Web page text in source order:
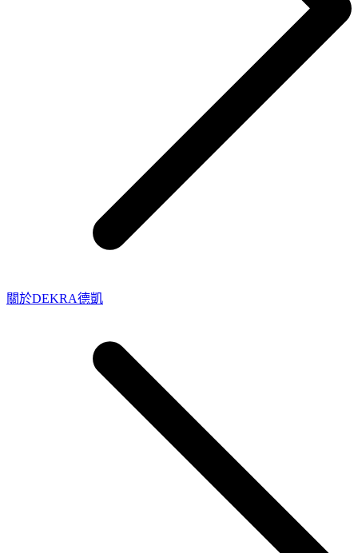
關於DEKRA德凱